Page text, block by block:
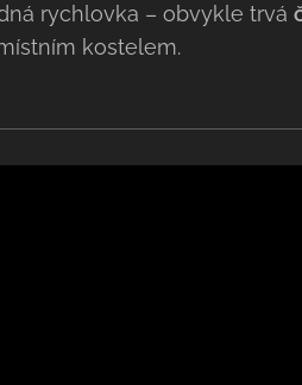
rychlovka – obvykle trvá
kostelem.